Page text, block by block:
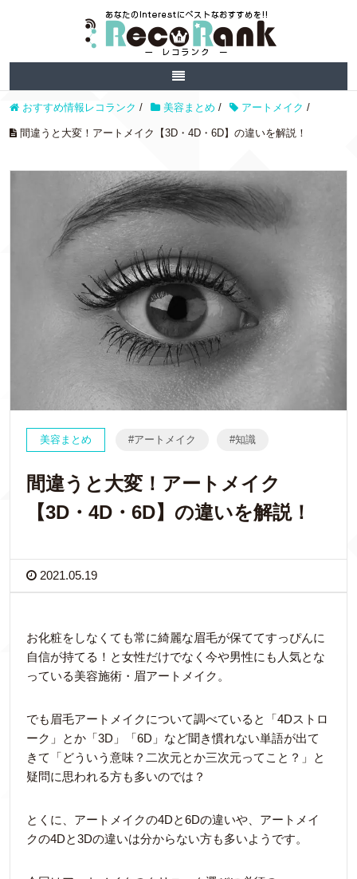
おすすめ情報レコランク / 美容まとめ / アートメイク /
間違うと大変！アートメイク【3D・4D・6D】の違いを解説！
美容まとめ アートメイク 知識
間違うと大変！アートメイク
【3D・4D・6D】の違いを解説！
2021.05.19
お化粧をしなくても常に綺麗な眉毛が保ててすっぴんに
自信が持てる！と女性だけでなく今や男性にも人気とな
っている美容施術・眉アートメイク。
でも眉毛アートメイクについて調べていると「4Dストロ
ーク」とか「3D」「6D」など聞き慣れない単語が出て
きて「どういう意味？二次元とか三次元ってこと？」と
疑問に思われる方も多いのでは？
とくに、アートメイクの4Dと6Dの違いや、アートメイ
クの4Dと3Dの違いは分からない方も多いようです。